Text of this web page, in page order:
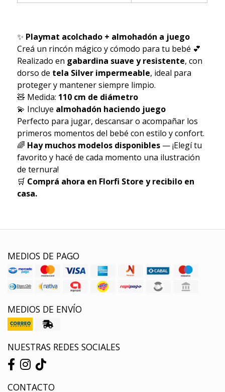
✨ Playmat acolchado + almohadón a juego
Creá un rincón mágico y cómodo para tu bebé 💕
Realizado en gabardina suave y resistente, con
dorso de tela Silver impermeable, ideal para
proteger y mantener siempre limpio.
🧸 Medida: 110 cm de diámetro
💫 Incluye almohadón haciendo juego
Perfecto para jugar, descansar o acompañar los
primeros momentos del bebé con estilo y confort.
🌈 Hay muchos modelos disponibles— ¡Elegí tu
favorito y hacé de cada momento una ilustración
de ternura!
🛒 Comprá ahora en Florfi Store y recibilo en
casa.
MEDIOS DE PAGO
MEDIOS DE ENVÍO
NUESTRAS REDES SOCIALES
CONTACTO